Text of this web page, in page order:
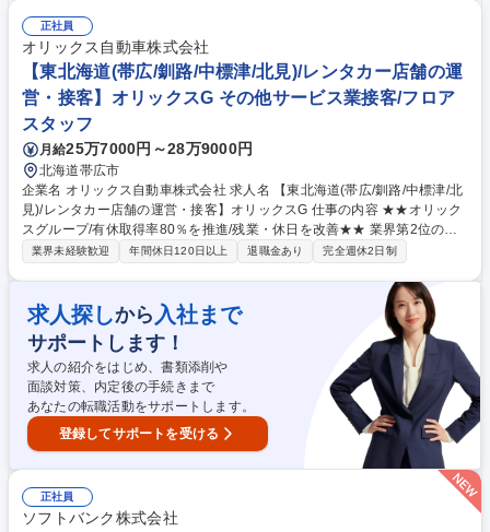
ラブルシューティング対応 ・PLC（シーケンサ）による自動制御配線およ
び制御ロジックの確認・改良 ・仕様書、手順書、技術資料の作成およびド
キュメント整備 ・電気設計、制御設計（電気系統図、制御フロー図）の作
成 募集職種 【つくば/保守エンジニア（電気・自動制御）】≪未経験歓迎
≫業界トップ
正社員
オリックス自動車株式会社
【東北海道(帯広/釧路/中標津/北見)/レンタカー店舗の運
営・接客】オリックスG その他サービス業接客/フロア
スタッフ
月給25万7000円～28万9000円
北海道帯広市
企業名 オリックス自動車株式会社 求人名 【東北海道(帯広/釧路/中標津/北
見)/レンタカー店舗の運営・接客】オリックスG 仕事の内容 ★★オリック
スグループ/有休取得率80％を推進/残業・休日を改善★★ 業界第2位の保
有台数を誇る当社の中核事業「オリックスレンタカー」の 北海道内の直営
ターでの接客（貸出・返却対応）◆保有車両の稼働管理 /他店舗との連携
◆店舗で勤務するスタッフのマネジメント◆キャンペーン施策の企画・設
計◆売上管理◆法人営業（近隣ホテル、損害保険会社、自動車ディーラー
へのご提案）※「接客」以外の業務として、車両の稼働管理やアルバイト
スタッフの育成・管理といったマネジメント業務を中心とした店舗運営が
あります。法人営業にも注力しております。 募集職種 【東北海道(帯広/釧
路/中標津/北見)/レンタカー店舗の運営・接客】オリックスG
業界未経験歓迎 年間休日120日以上 退職金あり 完全週休2日制
求人探しから 入社まで
サポートします！
求人の紹介をはじめ、書類添削や
面談対策、内定後の手続きまで
あなたの転職活動をサポートします。
登録してサポートを受ける
正社員
ソフトバンク株式会社